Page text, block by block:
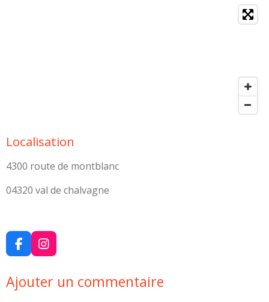
Localisation
4300 route de montblanc
04320 val de chalvagne
F
a
e
I
n
t
Ajouter un commentaire